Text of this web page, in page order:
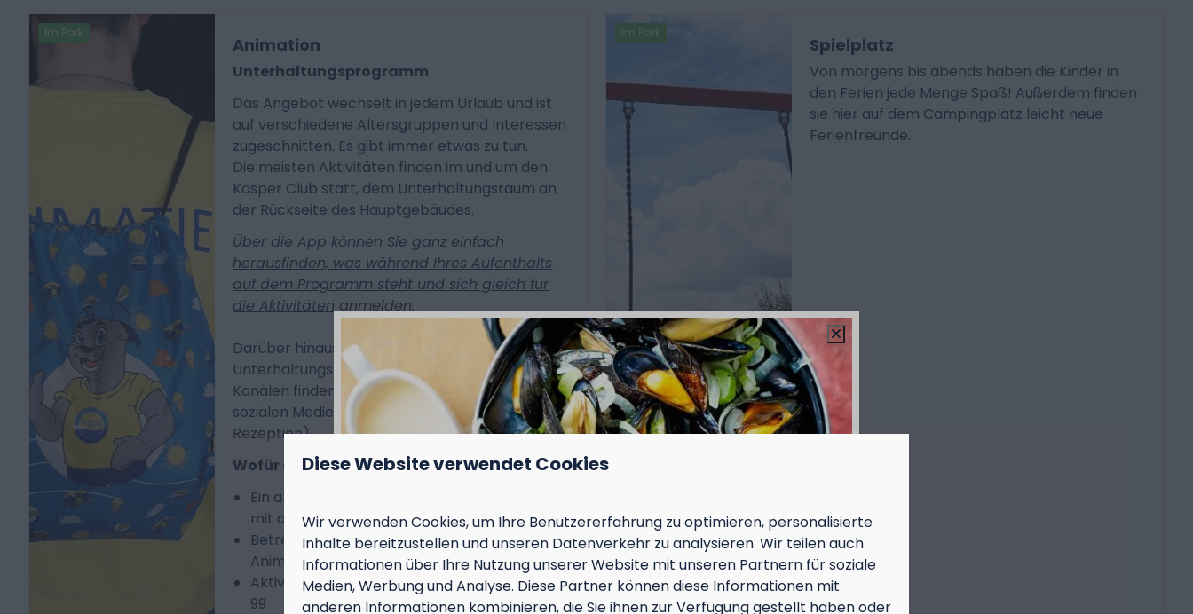
Im Park
Animation
Unterhaltungsprogramm
Das Angebot wechselt in jedem Urlaub und ist
auf verschiedene Altersgruppen und Interessen
zugeschnitten. Es gibt immer etwas zu tun.
Die meisten Aktivitäten finden im und um den
Kasper Club statt, dem Unterhaltungsraum an
der Rückseite des Hauptgebäudes.
Über die App können Sie ganz einfach
herausfinden, was während Ihres Aufenthalts
auf dem Programm steht und sich gleich für
die Aktivitäten anmelden.
Darüber hinaus können Sie das komplette
Unterhaltungsprogramm auf verschiedenen
Kanälen finden und einsehen (z. B. in den
sozialen Medien, auf der Website und an der
Rezeption).
Wofür das Unterhaltungsprogramm steht:
Ein abwechslungsreiches Urlaubsangebot
mit aktiven und spielerischen Momenten
Betreut von einem begeisterten
Animationsteam
Aktivitäten für alle Altersgruppen, von 6 bis
99
Im Park
Spielplatz
Von morgens bis abends haben die Kinder in
den Ferien jede Menge Spaß! Außerdem finden
sie hier auf dem Campingplatz leicht neue
Ferienfreunde.
Diese Website verwendet Cookies
Wir verwenden Cookies, um Ihre Benutzererfahrung zu optimieren, personalisierte
Inhalte bereitzustellen und unseren Datenverkehr zu analysieren. Wir teilen auch
Informationen über Ihre Nutzung unserer Website mit unseren Partnern für soziale
Medien, Werbung und Analyse. Diese Partner können diese Informationen mit
anderen Informationen kombinieren, die Sie ihnen zur Verfügung gestellt haben oder